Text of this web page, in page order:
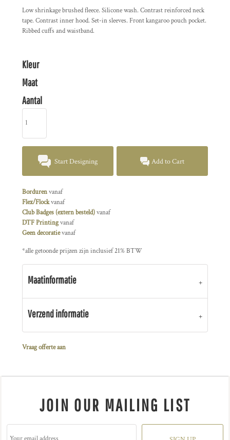
Low shrinkage brushed fleece. Silicone wash. Contrast reinforced neck
tape. Contrast inner hood. Set-in sleeves. Front kangaroo pouch pocket.
Ribbed cuffs and waistband.
Kleur
Maat
Aantal
Start Designing Add to Cart
Bordurenvanaf
Flex/Flockvanaf
Club Badges (extern besteld)vanaf
DTF Printingvanaf
Geen decoratievanaf
*alle getoonde prijzen zijn inclusief 21% BTW
Maatinformatie
Verzend informatie
Vraag offerte aan
JOIN OUR MAILING LIST